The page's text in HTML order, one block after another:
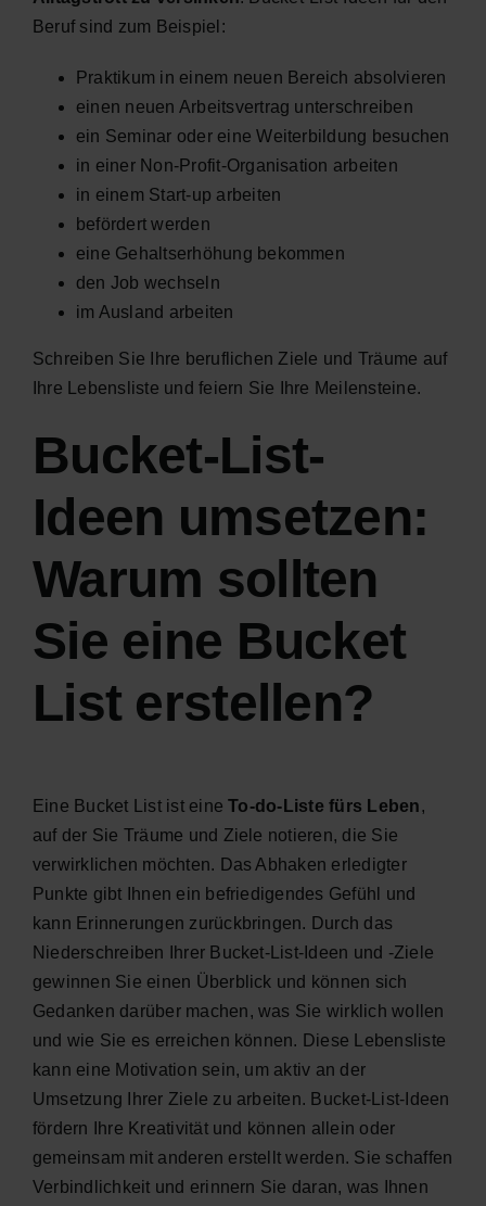
Beruf sind zum Beispiel:
Praktikum in einem neuen Bereich absolvieren
einen neuen Arbeitsvertrag unterschreiben
ein Seminar oder eine Weiterbildung besuchen
in einer Non-Profit-Organisation arbeiten
in einem Start-up arbeiten
befördert werden
eine Gehaltserhöhung bekommen
den Job wechseln
im Ausland arbeiten
Schreiben Sie Ihre beruflichen Ziele und Träume auf
Ihre Lebensliste und feiern Sie Ihre Meilensteine.
Bucket-List-
Ideen umsetzen:
Warum sollten
Sie eine Bucket
List erstellen?
Eine Bucket List ist eine To-do-Liste fürs Leben,
auf der Sie Träume und Ziele notieren, die Sie
verwirklichen möchten. Das Abhaken erledigter
Punkte gibt Ihnen ein befriedigendes Gefühl und
kann Erinnerungen zurückbringen. Durch das
Niederschreiben Ihrer Bucket-List-Ideen und -Ziele
gewinnen Sie einen Überblick und können sich
Gedanken darüber machen, was Sie wirklich wollen
und wie Sie es erreichen können. Diese Lebensliste
kann eine Motivation sein, um aktiv an der
Umsetzung Ihrer Ziele zu arbeiten. Bucket-List-Ideen
fördern Ihre Kreativität und können allein oder
gemeinsam mit anderen erstellt werden. Sie schaffen
Verbindlichkeit und erinnern Sie daran, was Ihnen